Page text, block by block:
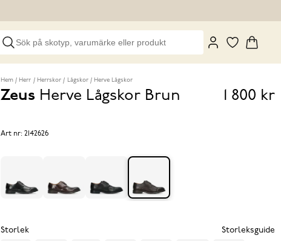
Hem Herr Herrskor Lågskor Herve Lågskor
Zeus Herve Lågskor Brun Pris
1 800 kr
Art nr: 2142626
Storlek Storleksguide